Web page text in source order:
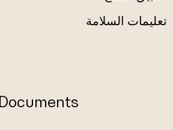
تعليمات السلامة
Documents